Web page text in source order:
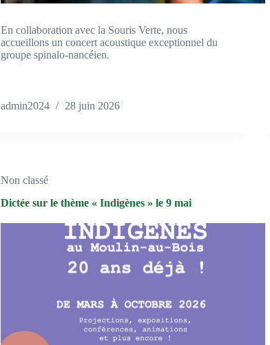
En collaboration avec la Souris Verte, nous
accueillons un concert acoustique exceptionnel du
groupe spinalo-nancéien.
admin2024 28 juin 2026
Non classé
Dictée sur le thème « Indigènes » le 9 mai